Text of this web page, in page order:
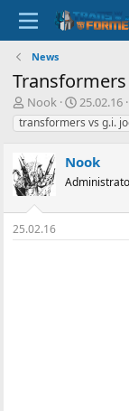
News
Transformers
А
в
т
р
т
е
м
и
Nook
Д
а
т
с
т
о
25.02.16
transformers vs g.i.
Nook
25.02.16